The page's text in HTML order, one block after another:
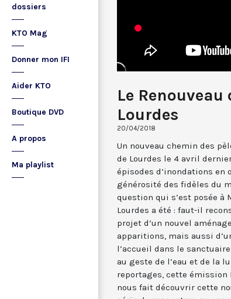
dossiers
KTO Mag
Donner mon IFI
Aider KTO
Boutique DVD
A propos
Ma playlist
Le
Lourdes
20/04/2018
Un nouveau chemin des
de Lourdes le 4 avril
épisodes d’inondations en
générosité des fidèles du
question qui s’est posée à
Lourdes a été : faut-il
projet d’un nouvel
apparitions, mais aussi
l’accueil dans le
au geste de l’eau et de la
reportages, cette
nous fait découvrir cette